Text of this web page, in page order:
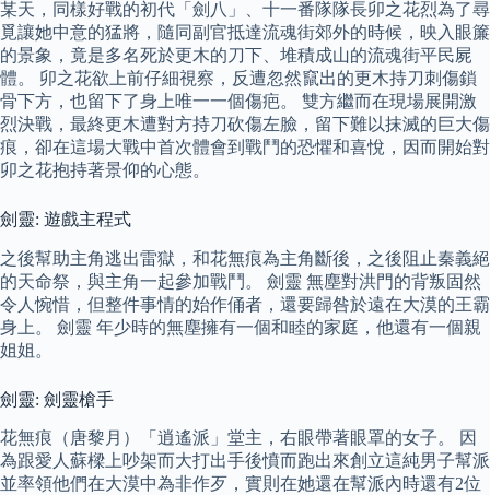
某天，同樣好戰的初代「劍八」、十一番隊隊長卯之花烈為了尋
覓讓她中意的猛將，隨同副官抵達流魂街郊外的時候，映入眼簾
的景象，竟是多名死於更木的刀下、堆積成山的流魂街平民屍
體。 卯之花欲上前仔細視察，反遭忽然竄出的更木持刀刺傷鎖
骨下方，也留下了身上唯一一個傷疤。 雙方繼而在現場展開激
烈決戰，最終更木遭對方持刀砍傷左臉，留下難以抹滅的巨大傷
痕，卻在這場大戰中首次體會到戰鬥的恐懼和喜悅，因而開始對
卯之花抱持著景仰的心態。
劍靈: 遊戲主程式
之後幫助主角逃出雷獄，和花無痕為主角斷後，之後阻止秦義絕
的天命祭，與主角一起參加戰鬥。 劍靈 無塵對洪門的背叛固然
令人惋惜，但整件事情的始作俑者，還要歸咎於遠在大漠的王霸
身上。 劍靈 年少時的無塵擁有一個和睦的家庭，他還有一個親
姐姐。
劍靈: 劍靈槍手
花無痕（唐黎月）「逍遙派」堂主，右眼帶著眼罩的女子。 因
為跟愛人蘇樑上吵架而大打出手後憤而跑出來創立這純男子幫派
並率領他們在大漠中為非作歹，實則在她還在幫派內時還有2位